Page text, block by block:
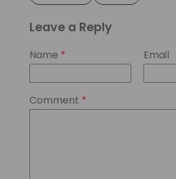
Leave a Reply
Name * Email
Comment *